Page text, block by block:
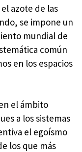
azote de las
se impone un
mundial de
común
en los espacios
el ámbito
a los sistemas
el egoísmo
los que más